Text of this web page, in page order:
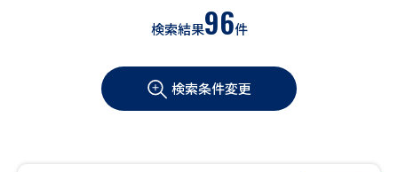
総合型選抜・学校推薦型選抜 募
大学入学共通テスト利用選抜の
検索結果96件
検索条件変更